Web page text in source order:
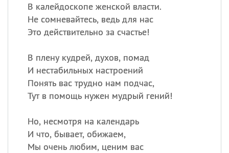
В калейдоскопе женской власти.
Не сомневайтесь, ведь для нас
Это действительно за счастье!
В плену кудрей, духов, помад
И нестабильных настроений
Понять вас трудно нам подчас,
Тут в помощь нужен мудрый гений!
Но, несмотря на календарь
И что, бывает, обижаем,
Мы очень любим, ценим вас